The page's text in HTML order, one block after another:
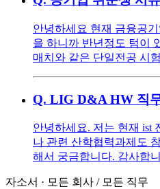
안녕하세요 현재 금융공
을 하니까 반년정도 텀이
매치와 같은 단일전공 시
Q. LIG D&A HW 직
안녕하세요. 저는 현재 ist
나 관련 산학협력과제도
해서 궁금합니다. 감사합
자소서 · 모든 회사 / 모든 직무